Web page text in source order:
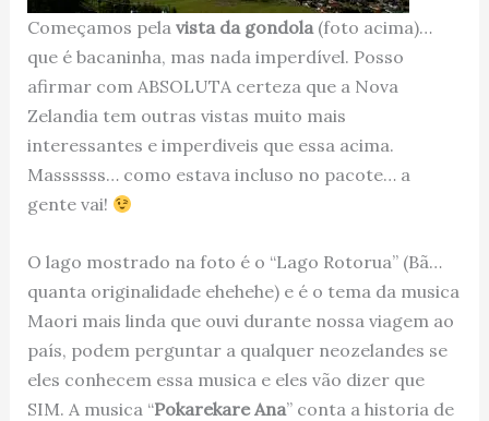
Começamos pela vista da gondola(foto acima)…
que é bacaninha, mas nada imperdível. Posso
afirmar com ABSOLUTA certeza que a Nova
Zelandia tem outras vistas muito mais
interessantes e imperdiveis que essa acima.
Massssss… como estava incluso no pacote… a
gente vai!
O lago mostrado na foto é o “Lago Rotorua” (Bã…
quanta originalidade ehehehe) e é o tema da musica
Maori mais linda que ouvi durante nossa viagem ao
país, podem perguntar a qualquer neozelandes se
eles conhecem essa musica e eles vão dizer que
SIM. A musica “Pokarekare Ana” conta a historia de